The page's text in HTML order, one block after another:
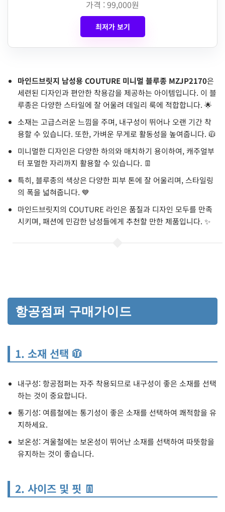
가격 : 99,000원
최저가 보기
마인드브릿지 남성용 COUTURE 미니멀 블루종 MZJP2170은
세련된 디자인과 편안한 착용감을 제공하는 아이템입니다. 이 블
루종은 다양한 스타일에 잘 어울려 데일리 룩에 적합합니다. 🌟
소재는 고급스러운 느낌을 주며, 내구성이 뛰어나 오랜 기간 착
용할 수 있습니다. 또한, 가벼운 무게로 활동성을 높여줍니다. 🧥
미니멀한 디자인은 다양한 하의와 매치하기 용이하여, 캐주얼부
터 포멀한 자리까지 활용할 수 있습니다. 👖
특히, 블루종의 색상은 다양한 피부 톤에 잘 어울리며, 스타일링
의 폭을 넓혀줍니다. 💙
마인드브릿지의 COUTURE 라인은 품질과 디자인 모두를 만족
시키며, 패션에 민감한 남성들에게 추천할 만한 제품입니다. ✨
항공점퍼 구매가이드
1. 소재 선택 🧥
내구성: 항공점퍼는 자주 착용되므로 내구성이 좋은 소재를 선택
하는 것이 중요합니다.
통기성: 여름철에는 통기성이 좋은 소재를 선택하여 쾌적함을 유
지하세요.
보온성: 겨울철에는 보온성이 뛰어난 소재를 선택하여 따뜻함을
유지하는 것이 좋습니다.
2. 사이즈 및 핏 👖